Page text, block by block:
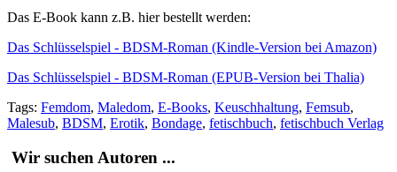
Das E-Book kann z.B. hier bestellt werden:
Das Schlüsselspiel - BDSM-Roman (Kindle-Version bei Amazon)
Das Schlüsselspiel - BDSM-Roman (EPUB-Version bei Thalia)
Tags: Femdom, Maledom, E-Books, Keuschhaltung, Femsub,
Malesub, BDSM, Erotik, Bondage, fetischbuch, fetischbuch Verlag
Wir suchen Autoren ...